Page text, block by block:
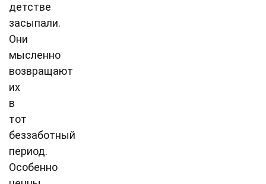
детстве
засыпали.
Они
мысленно
возвращают
их
в
тот
беззаботный
период.
Особенно